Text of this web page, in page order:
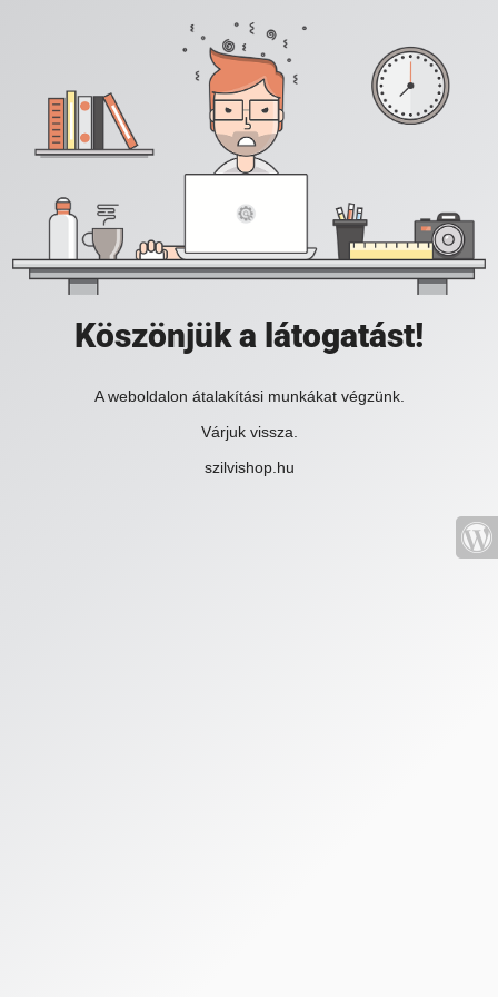
Köszönjük a látogatást!
A weboldalon átalakítási munkákat végzünk.
Várjuk vissza.
szilvishop.hu